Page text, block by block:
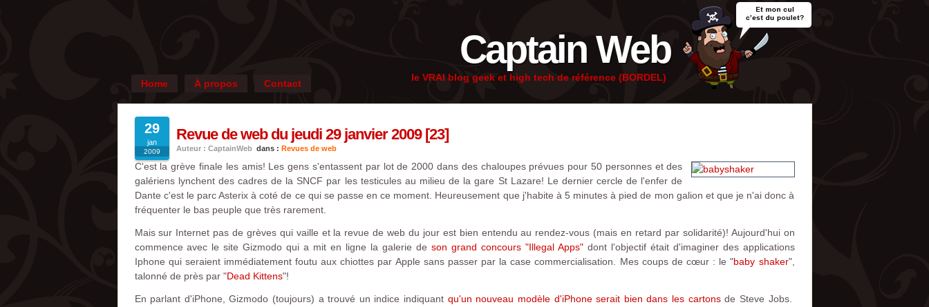
Captain Web
le VRAI blog geek et high tech de référence (BORDEL)
Home À propos Contact
29
jan
2009
Revue de web du jeudi 29 janvier 2009 [23]
Auteur : CaptainWeb dans : Revues de web
C'est la grève finale les amis! Les gens s'entassent par lot de 2000 dans des chaloupes prévues pour 50 personnes et des
galériens lynchent des cadres de la SNCF par les testicules au milieu de la gare St Lazare! Le dernier cercle de l'enfer de
Dante c'est le parc Asterix à coté de ce qui se passe en ce moment. Heureusement que j'habite à 5 minutes à pied de mon galion et que je n'ai donc à
fréquenter le bas peuple que très rarement.
Mais sur Internet pas de grèves qui vaille et la revue de web du jour est bien entendu au rendez-vous (mais en retard par solidarité)! Aujourd'hui on
commence avec le site Gizmodo qui a mit en ligne la galerie de son grand concours "Illegal Apps"dont l'objectif était d'imaginer des applications
Iphone qui seraient immédiatement foutu aux chiottes par Apple sans passer par la case commercialisation. Mes coups de cœur : le "baby shaker",
talonné de près par "Dead Kittens"!
En parlant d'iPhone, Gizmodo (toujours) a trouvé un indice indiquant qu'un nouveau modèle d'iPhone serait bien dans les cartonsde Steve Jobs.